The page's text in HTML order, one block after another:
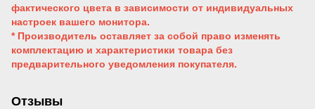
фактического цвета в зависимости от индивидуальных
настроек вашего монитора.
* Производитель оставляет за собой право изменять
комплектацию и характеристики товара без
предварительного уведомления покупателя.
Отзывы